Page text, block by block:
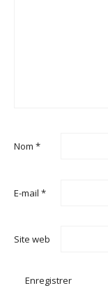
Nom *
E-mail *
Site web
Enregistrer